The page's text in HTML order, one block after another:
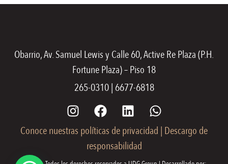
Obarrio, Av. Samuel Lewis y Calle 60, Active Re Plaza (P.H.
Fortune Plaza) – Piso 18
265-0310 | 6677-6818
Conoce nuestras políticas de privacidad | Descargo de
responsabilidad